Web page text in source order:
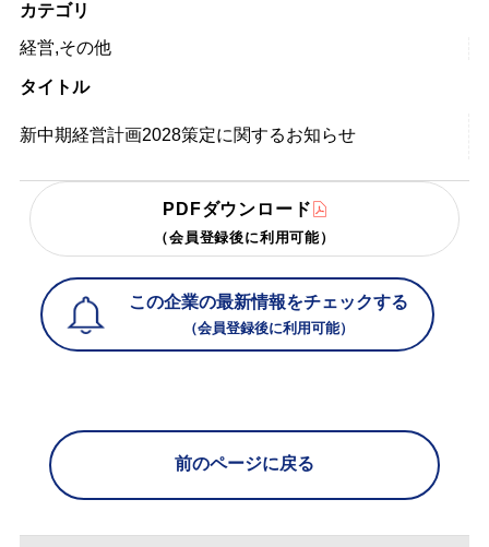
カテゴリ
経営,その他
タイトル
新中期経営計画2028策定に関するお知らせ
PDFダウンロード
（会員登録後に利用可能）
この企業の最新情報をチェックする
（会員登録後に利用可能）
前のページに戻る